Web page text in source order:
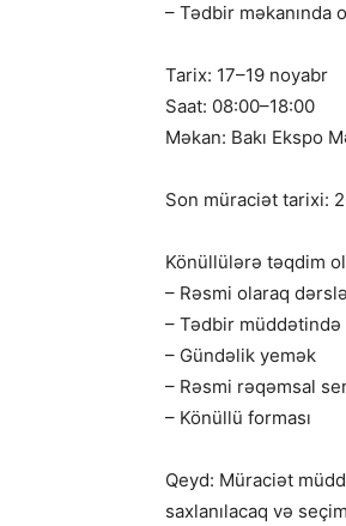
– Tədbir məkanında
Tarix: 17–19 noyabr
Saat: 08:00–18:00
Məkan: Bakı Ekspo
Son müraciət tarixi:
Könüllülərə təqdim
– Rəsmi olaraq
– Tədbir müddətində
– Gündəlik yemək
– Rəsmi rəqəmsal
– Könüllü forması
Qeyd: Müraciət
saxlanılacaq və